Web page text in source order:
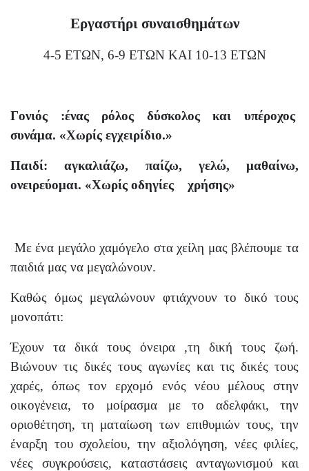
Εργαστήρι συναισθημάτων
4-5 ΕΤΩΝ, 6-9 ΕΤΩΝ ΚΑΙ 10-13 ΕΤΩΝ
Γονιός :ένας ρόλος δύσκολος και υπέροχος
συνάμα. «Χωρίς εγχειρίδιο.»
Παιδί: αγκαλιάζω, παίζω, γελώ, μαθαίνω,
ονειρεύομαι. «Χωρίς οδηγίες
χρήσης»
Με ένα μεγάλο χαμόγελο στα χείλη μας βλέπουμε τα
παιδιά μας να μεγαλώνουν.
Καθώς όμως μεγαλώνουν φτιάχνουν το δικό τους
μονοπάτι:
Έχουν τα δικά τους όνειρα ,τη δική τους ζωή.
Βιώνουν τις δικές τους αγωνίες και τις δικές τους
χαρές, όπως τον ερχομό ενός νέου μέλους στην
οικογένεια, το μοίρασμα με το αδελφάκι, την
οριοθέτηση, τη ματαίωση των επιθυμιών τους, την
έναρξη του σχολείου, την αξιολόγηση, νέες φιλίες,
νέες συγκρούσεις, καταστάσεις ανταγωνισμού και